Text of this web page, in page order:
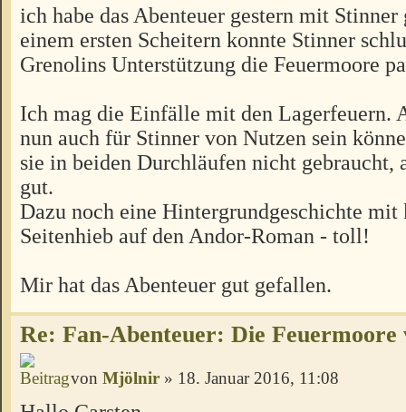
ich habe das Abenteuer gestern mit
einem ersten Scheitern konnte Stinner
Grenolins Unterstützung die Feuermoore
Ich mag die Einfälle mit den Lagerfeuern.
nun auch für Stinner von Nutzen sein
sie in beiden Durchläufen nicht gebraucht,
gut.
Dazu noch eine Hintergrundgeschichte mit
Seitenhieb auf den Andor-Roman - toll!
Mir hat das Abenteuer gut gefallen.
Re: Fan-Abenteuer: Die
von Mjölnir » 18. Januar 2016, 11:08